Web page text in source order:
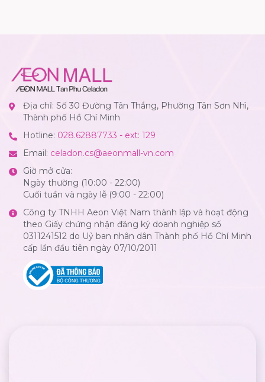
Địa chỉ: Số 30 Đường Tân Thắng, Phường Tân Sơn Nhì,
Thành phố Hồ Chí Minh
Hotline: 028.62887733 - ext: 129
Email: celadon.cs@aeonmall-vn.com
Giờ mở cửa:
Ngày thường (10:00 - 22:00)
Cuối tuần và ngày lễ (9:00 - 22:00)
Công ty TNHH Aeon Việt Nam thành lập và hoạt động
theo Giấy chứng nhận đăng ký doanh nghiệp số
0311241512 do Uỷ ban nhân dân Thành phố Hồ Chí Minh
cấp lần đầu tiên ngày 07/10/2011